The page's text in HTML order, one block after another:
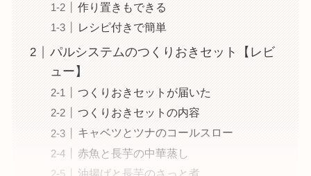
作り置きもできる
レシピ付きで簡単
パルシステムのつくりおきセット【レビ
ュー】
つくりおきセットが届いた
つくりおきセットの内容
キャベツとツナのコールスロー
赤魚と長芋の中華蒸し
油揚げと長芋のさっと煮